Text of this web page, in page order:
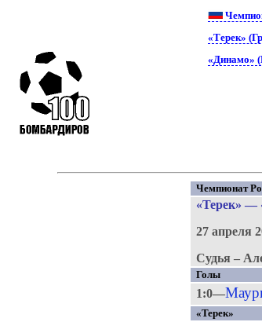
«Терек»
«Динамо»
Чемпионат
«Терек» —
27 апреля
Судья –
Голы
1:0—
«Терек»